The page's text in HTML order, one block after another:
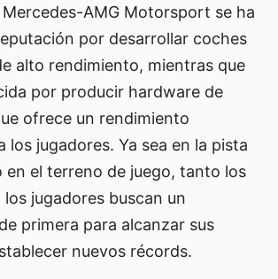
AMG Motorsport se ha
por desarrollar coches
alto rendimiento, mientras que
por producir hardware de
ofrece un rendimiento
los jugadores. Ya sea en la pista
en el terreno de juego, tanto los
jugadores buscan un
primera para alcanzar sus
nuevos récords.